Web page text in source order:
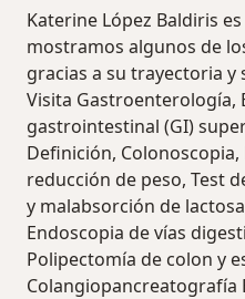
Katerine López Baldiris
mostramos algunos de
gracias a su trayectoria y
Visita Gastroenterología,
gastrointestinal (GI)
Definición,
reducción de peso, Test
y malabsorción de
Endoscopia de vías
Polipectomía de colon y
Colangiopancreatografía